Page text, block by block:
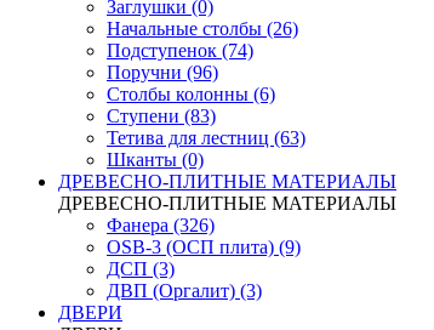
Заглушки (0)
Начальные столбы (26)
Подступенок (74)
Поручни (96)
Столбы колонны (6)
Ступени (83)
Тетива для лестниц (63)
Шканты (0)
ДРЕВЕСНО-ПЛИТНЫЕ МАТЕРИАЛЫ
ДРЕВЕСНО-ПЛИТНЫЕ МАТЕРИАЛЫ
Фанера (326)
OSB-3 (ОСП плита) (9)
ДСП (3)
ДВП (Оргалит) (3)
ДВЕРИ